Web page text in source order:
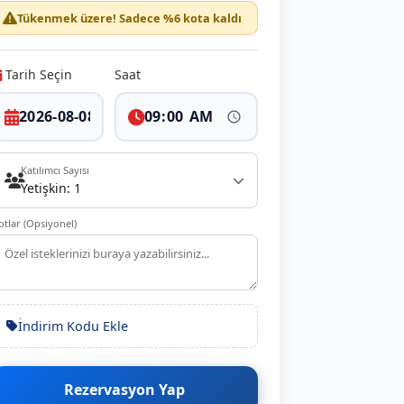
Tükenmek üzere! Sadece %6 kota kaldı
Tarih Seçin Saat
Katılımcı Sayısı
Yetişkin: 1
(Opsiyonel)
İndirim Kodu Ekle
Rezervasyon Yap